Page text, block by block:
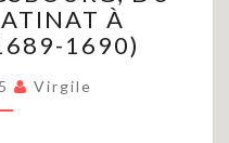
À
1690)
Virgile